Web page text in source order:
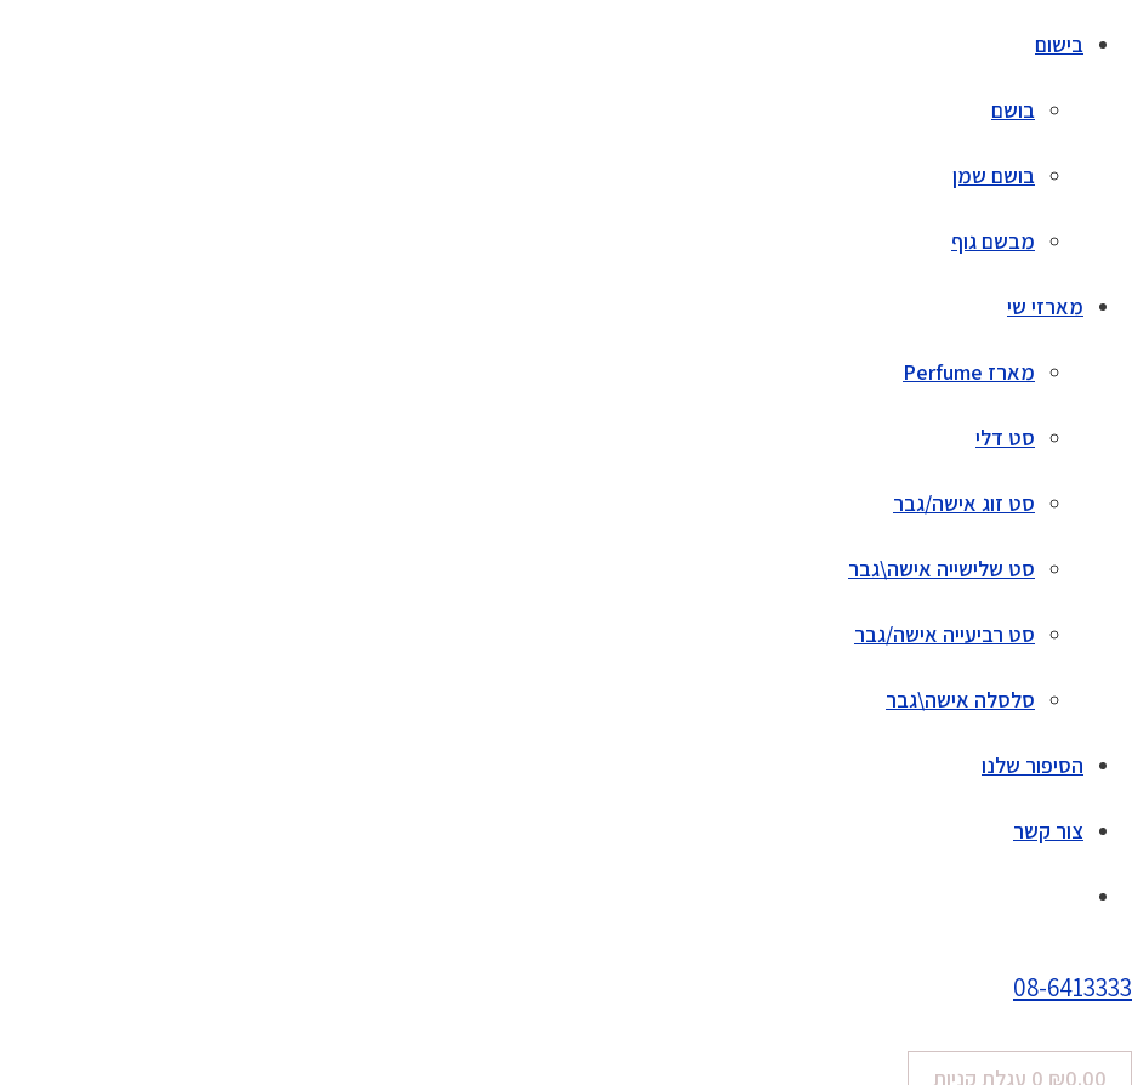
בישום
בושם
בושם שמן
מבשם גוף
מארזי שי
מארז Perfume
סט דלי
סט זוג אישה/גבר
סט שלישייה אישה\גבר
סט רביעייה אישה/גבר
סלסלה אישה\גבר
הסיפור שלנו
צור קשר
08-6413333
₪0.00
0 עגלת קניות